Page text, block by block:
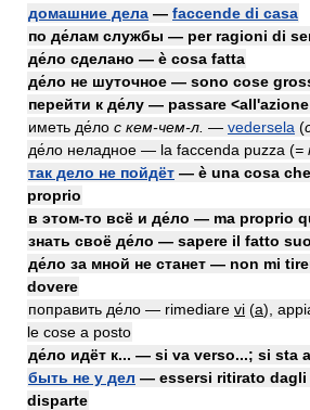
домашние дела — faccende di casa
по де́лам службы — per ragioni di
де́ло сделано — è cosa fatta
де́ло не шуточное — sono cose
перейти к де́лу — passare
иметь де́ло с кем-чем-л. — vedersela (
де́ло неладное — la faccenda puzza (=
так дело не пойдёт — è una cosa
proprio
в этом-то всё и де́ло — ma proprio
знать своё де́ло — sapere il fatto suo
де́ло за мной не станет — non mi
dovere
поправить де́ло — rimediare vi (a) ,
le cose a posto
де́ло идёт к... — si va verso...; si sta
быть не у дел — essersi ritirato dagli
disparte